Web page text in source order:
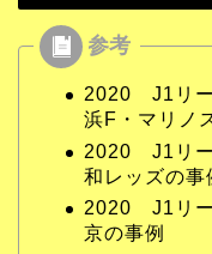
2020 J1リ
浜F・マリノ
2020 J1リ
和レッズの事
2020 J1リ
京の事例